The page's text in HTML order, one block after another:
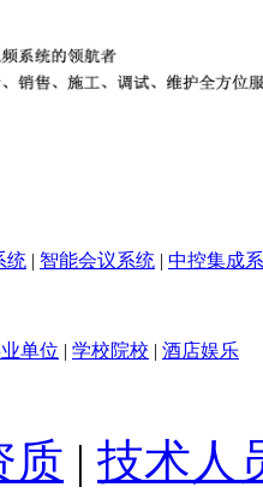
统 | 智能会议系统 | 中控集成
单位 | 学校院校 | 酒店娱乐
质 | 技术人